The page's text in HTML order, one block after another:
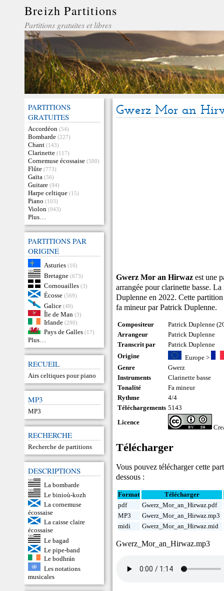
Breizh Partitions
Partitions gratuites et libres
PARTITIONS
GRATUITES
Accordéon (54)
Bombarde (227)
Chant (143)
Clarinette (117)
Cornemuse écossaise (500)
Flûte (773)
Gaïta (56)
Guitare (94)
Harpe celtique (15)
Piano (103)
Violon (943)
Plus…
PARTITIONS PAR
ORIGINE
Asturies (10)
Bretagne (673)
Cornouailles (3)
Écosse (569)
Galice (49)
Île de Man (3)
Irlande (290)
Pays de Galles (17)
Plus…
RECUEIL
Airs celtiques pour piano
MP3
MP3
RECHERCHE
Recherche de partitions
DESCRIPTIONS
La bombarde
Le binioù-kozh
La cornemuse
écossaise
La caisse claire
écossaise
Le bagad
Le pipe-band
Le bodhrán
Les notations
musicales
Gwerz Mor an
Gwerz Mor an Hirwaz est une
arrangée pour clarinette basse.
Duplenne en 2022. Cette
fa mineur par Patrick Duplenne.
Compositeur
Patrick Duplenne
Arrangeur
Patrick Duplenne
Transcrit par
Patrick Duplenne
Origine
Europe>
Genre
Gwerz
Instruments
Clarinette basse
Tonalité
Fa mineur
Rythme
4/4
Téléchargements 5143
Licence
Télécharger
Vous pouvez télécharger cette
dessous :
Format
Télécharger
pdf
Gwerz_Mor_an_Hirwaz.pdf
MP3
Gwerz_Mor_an_Hirwaz.mp3
midi
Gwerz_Mor_an_Hirwaz.mid
Gwerz_Mor_an_Hirwaz.mp3